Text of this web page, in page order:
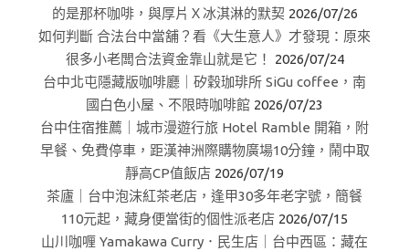
的是那杯咖啡，與厚片Ｘ冰淇淋的默契 2026/07/26
如何判斷 合法台中當舖？看《大生意人》才發現：原來
很多小老闆合法資金靠山就是它！
2026/07/24
台中北屯隱藏版咖啡廳｜矽穀珈琲所 SiGu coffee，南
國白色小屋、不限時咖啡館 2026/07/23
台中住宿推薦｜城市漫遊行旅 Hotel Ramble 開箱，附
早餐、免費停車，距漢神洲際購物廣場10分鐘，鬧中取
靜高CP值飯店 2026/07/19
茶廬｜台中泡沫紅茶老店，逢甲30多年老字號，簡餐
110元起，藏身便當街的個性派老店 2026/07/15
山川咖喱 Yamakawa Curry．民生店｜台中西區：藏在